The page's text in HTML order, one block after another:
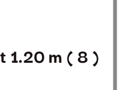
1.20 m ( 8 )